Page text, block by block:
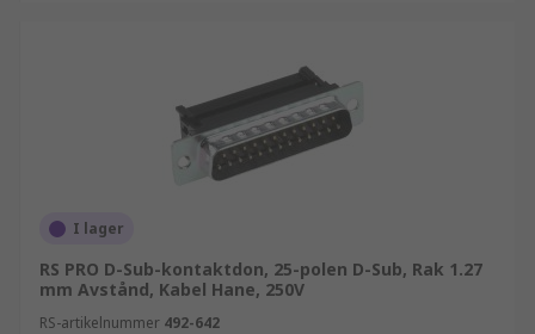
I lager
RS PRO D-Sub-kontaktdon, 25-polen D-Sub, Rak 1.27
mm Avstånd, Kabel Hane, 250V
RS-artikelnummer 492-642